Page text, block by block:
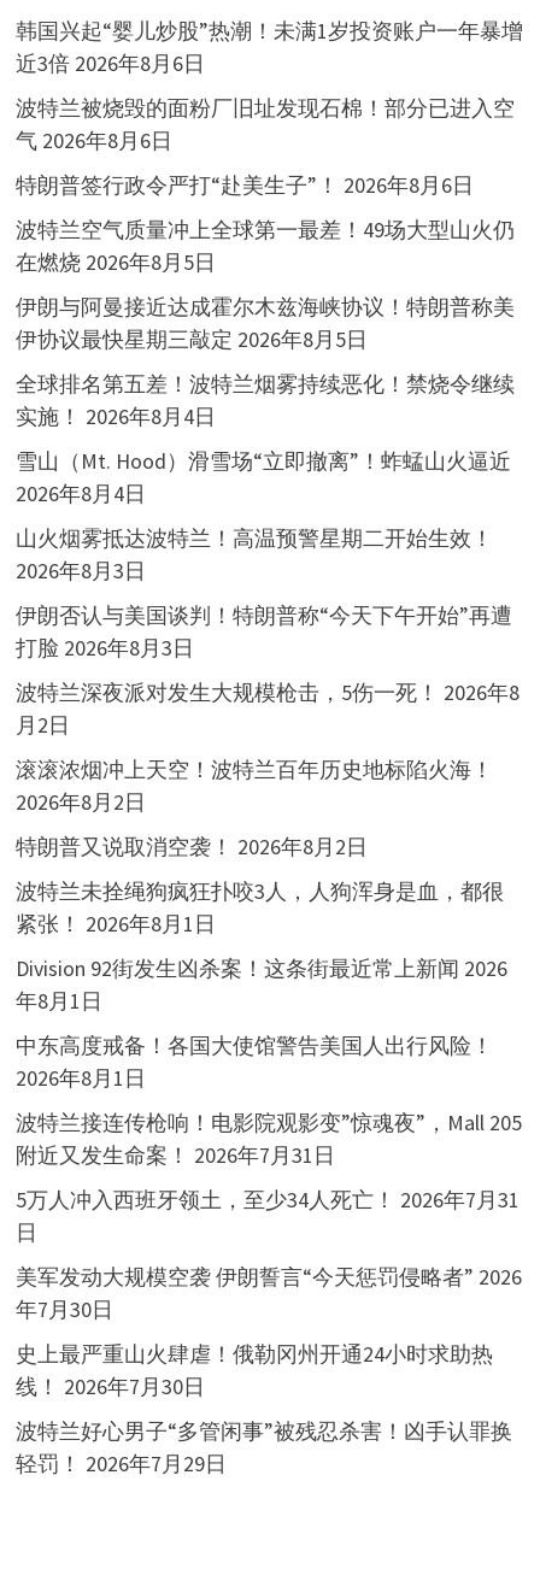
韩国兴起“婴儿炒股”热潮！未满1岁投资账户一年暴增
近3倍 2026年8月6日
波特兰被烧毁的面粉厂旧址发现石棉！部分已进入空
气 2026年8月6日
特朗普签行政令严打“赴美生子”！ 2026年8月6日
波特兰空气质量冲上全球第一最差！49场大型山火仍
在燃烧 2026年8月5日
伊朗与阿曼接近达成霍尔木兹海峡协议！特朗普称美
伊协议最快星期三敲定 2026年8月5日
全球排名第五差！波特兰烟雾持续恶化！禁烧令继续
实施！ 2026年8月4日
雪山（Mt. Hood）滑雪场“立即撤离”！蚱蜢山火逼近
2026年8月4日
山火烟雾抵达波特兰！高温预警星期二开始生效！
2026年8月3日
伊朗否认与美国谈判！特朗普称“今天下午开始”再遭
打脸 2026年8月3日
波特兰深夜派对发生大规模枪击，5伤一死！ 2026年8
月2日
滚滚浓烟冲上天空！波特兰百年历史地标陷火海！
2026年8月2日
特朗普又说取消空袭！ 2026年8月2日
波特兰未拴绳狗疯狂扑咬3人，人狗浑身是血，都很
紧张！ 2026年8月1日
Division 92街发生凶杀案！这条街最近常上新闻 2026
年8月1日
中东高度戒备！各国大使馆警告美国人出行风险！
2026年8月1日
波特兰接连传枪响！电影院观影变”惊魂夜”，Mall 205
附近又发生命案！ 2026年7月31日
5万人冲入西班牙领土，至少34人死亡！ 2026年7月31
日
美军发动大规模空袭 伊朗誓言“今天惩罚侵略者” 2026
年7月30日
史上最严重山火肆虐！俄勒冈州开通24小时求助热
线！ 2026年7月30日
波特兰好心男子“多管闲事”被残忍杀害！凶手认罪换
轻罚！ 2026年7月29日